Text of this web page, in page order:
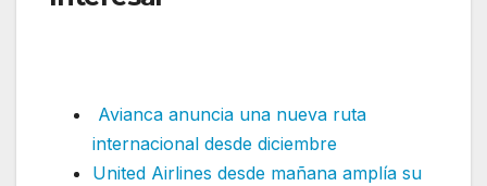
Avianca anuncia una nueva ruta
internacional desde diciembre
United Airlines desde mañana amplía su